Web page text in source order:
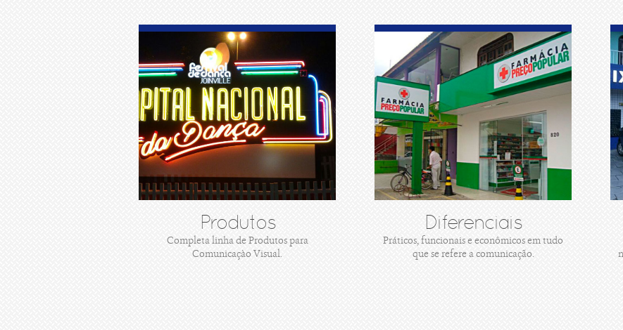
Produtos
Completa linha de Produtos para
Comunicaçào Visual.
Diferenciais
Práticos, funcionais e econômicos em tudo
que se refere a comunicação.